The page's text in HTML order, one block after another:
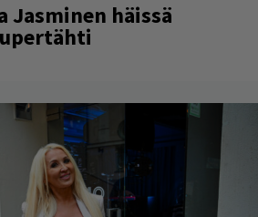
Jasminen häissä